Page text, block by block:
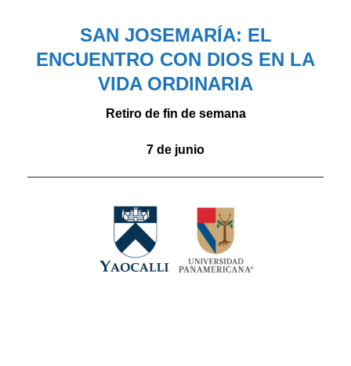
SAN JOSEMARÍA: EL
ENCUENTRO CON DIOS EN LA
VIDA ORDINARIA
Retiro de fin de semana
7 de junio